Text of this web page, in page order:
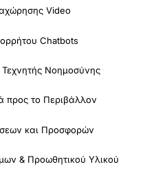
Video
Chatbots
Τεχνητής Νοημοσύνης
προς το Περιβάλλον
και Προσφορών
& Προωθητικού Υλικού